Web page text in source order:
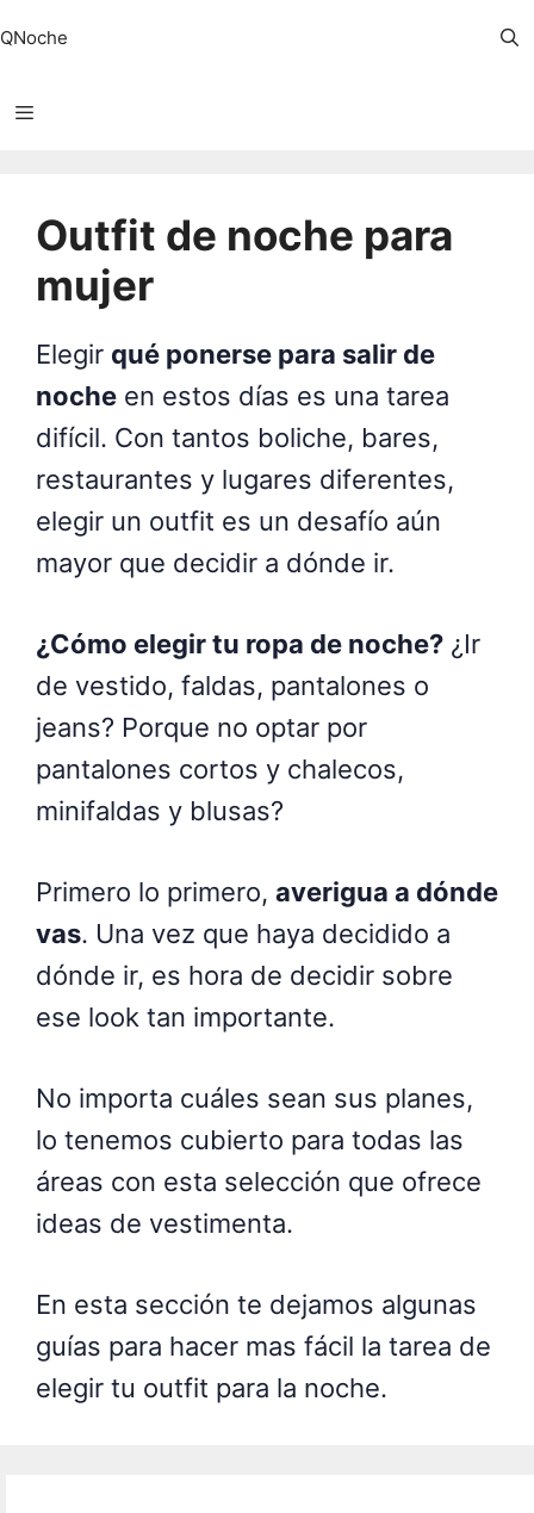
contenido
QNoche
Outfit de noche para
mujer
Elegir qué ponerse para salir de
noche en estos días es una tarea
difícil. Con tantos boliche, bares,
restaurantes y lugares diferentes,
elegir un outfit es un desafío aún
mayor que decidir a dónde ir.
¿Cómo elegir tu ropa de noche? ¿Ir
de vestido, faldas, pantalones o
jeans? Porque no optar por
pantalones cortos y chalecos,
minifaldas y blusas?
Primero lo primero, averigua a dónde
vas. Una vez que haya decidido a
dónde ir, es hora de decidir sobre
ese look tan importante.
No importa cuáles sean sus planes,
lo tenemos cubierto para todas las
áreas con esta selección que ofrece
ideas de vestimenta.
En esta sección te dejamos algunas
guías para hacer mas fácil la tarea de
elegir tu outfit para la noche.